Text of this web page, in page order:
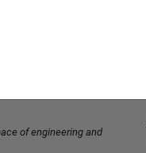
of engineering and